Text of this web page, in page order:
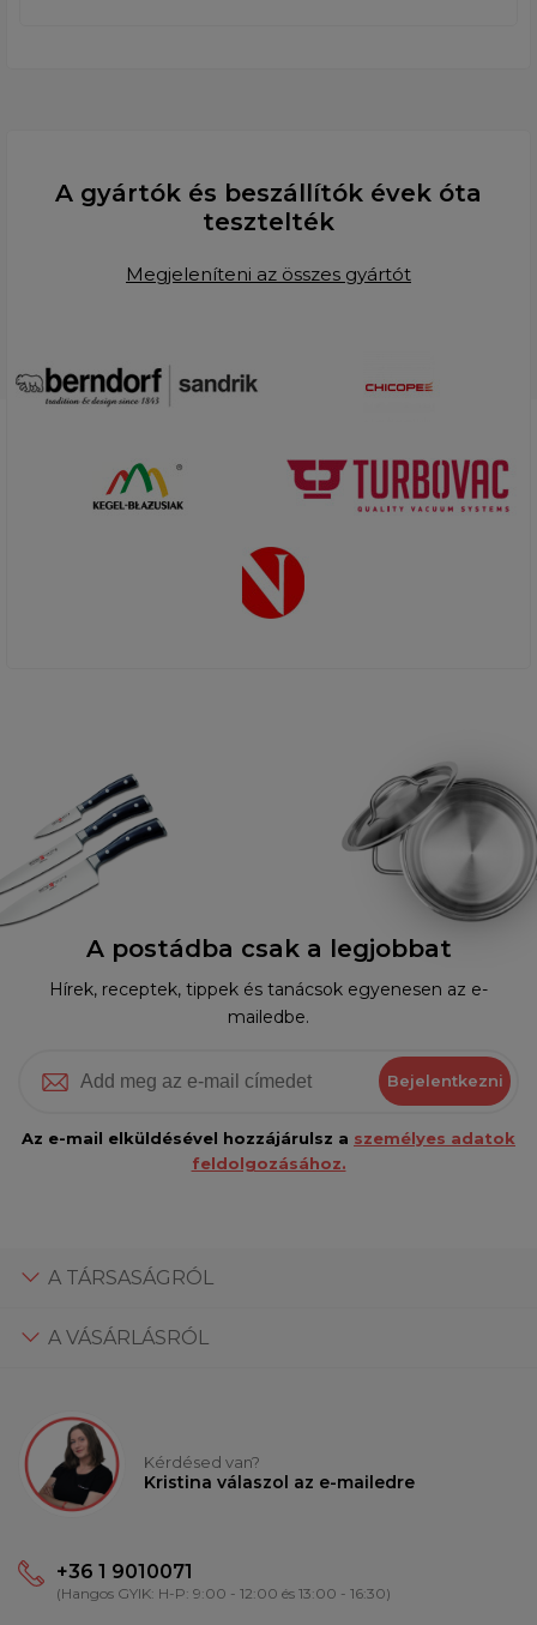
A gyártók és beszállítók évek óta
tesztelték
Megjeleníteni az összes gyártót
A postádba csak a legjobbat
Hírek, receptek, tippek és tanácsok egyenesen az e-
mailedbe.
Bejelentkezni
Az e-mail elküldésével hozzájárulsz a személyes adatok
feldolgozásához.
A TÁRSASÁGRÓL
A VÁSÁRLÁSRÓL
Kérdésed van?
Kristina válaszol az e-mailedre
+36 1 9010071
(Hangos GYIK: H-P: 9:00 - 12:00 és 13:00 - 16:30)